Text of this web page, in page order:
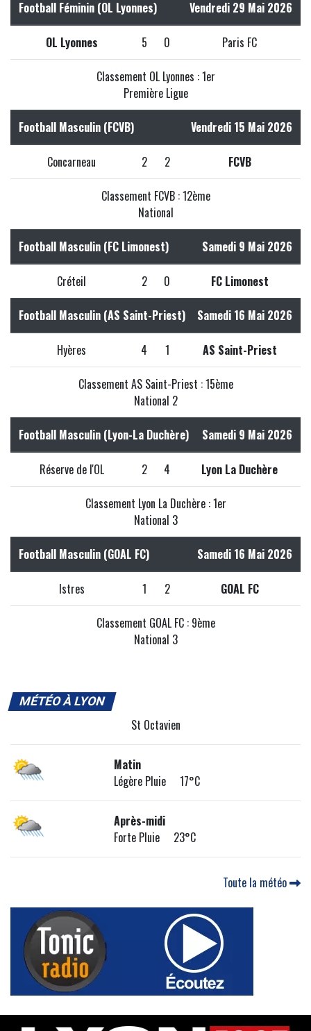
Football Féminin (OL Lyonnes) Vendredi 29 Mai 2026
OL Lyonnes 5 0 Paris FC
Classement OL Lyonnes : 1er
Première Ligue
Football Masculin (FCVB) Vendredi 15 Mai 2026
Concarneau 2 2 FCVB
Classement FCVB : 12ème
National
Football Masculin (FC Limonest) Samedi 9 Mai 2026
Créteil 2 0 FC Limonest
Football Masculin (AS Saint-Priest) Samedi 16 Mai 2026
Hyères 4 1 AS Saint-Priest
Classement AS Saint-Priest : 15ème
National 2
Football Masculin (Lyon-La Duchère) Samedi 9 Mai 2026
Réserve de l'OL 2 4 Lyon La Duchère
Classement Lyon La Duchère : 1er
National 3
Football Masculin (GOAL FC) Samedi 16 Mai 2026
Istres 1 2 GOAL FC
Classement GOAL FC : 9ème
National 3
MÉTÉO À LYON
St Octavien
Matin
Légère Pluie 17°C
Après-midi
Forte Pluie 23°C
Toute la météo